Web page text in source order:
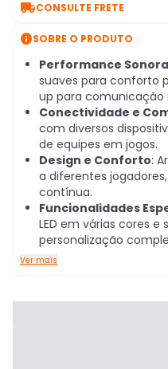
CONSULTE FRETE
SOBRE O PRODUTO
Performance Sonora
suaves para conforto
up para comunicação
Conectividade e
com diversos
de equipes em jogos.
Design e Conforto:
a diferentes
contínua.
Funcionalidades
LED em várias cores
personalização
Ver mais